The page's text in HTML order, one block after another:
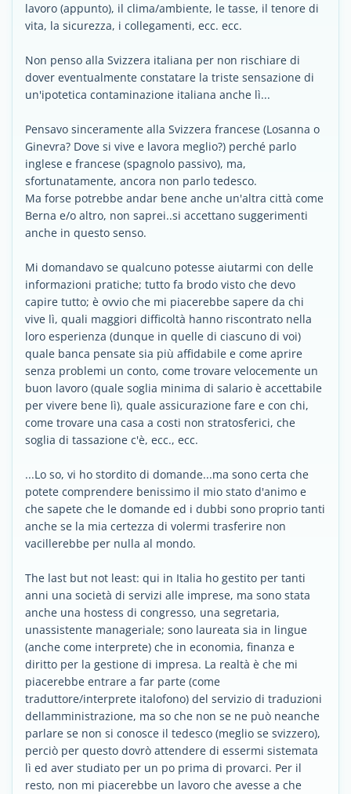
lavoro (appunto), il clima/ambiente, le tasse, il tenore di
vita, la sicurezza, i collegamenti, ecc. ecc.
Non penso alla Svizzera italiana per non rischiare di
dover eventualmente constatare la triste sensazione di
un'ipotetica contaminazione italiana anche lì...
Pensavo sinceramente alla Svizzera francese (Losanna o
Ginevra? Dove si vive e lavora meglio?) perché parlo
inglese e francese (spagnolo passivo), ma,
sfortunatamente, ancora non parlo tedesco.
Ma forse potrebbe andar bene anche un'altra città come
Berna e/o altro, non saprei..si accettano suggerimenti
anche in questo senso.
Mi domandavo se qualcuno potesse aiutarmi con delle
informazioni pratiche; tutto fa brodo visto che devo
capire tutto; è ovvio che mi piacerebbe sapere da chi
vive lì, quali maggiori difficoltà hanno riscontrato nella
loro esperienza (dunque in quelle di ciascuno di voi)
quale banca pensate sia più affidabile e come aprire
senza problemi un conto, come trovare velocemente un
buon lavoro (quale soglia minima di salario è accettabile
per vivere bene lì), quale assicurazione fare e con chi,
come trovare una casa a costi non stratosferici, che
soglia di tassazione c'è, ecc., ecc.
...Lo so, vi ho stordito di domande...ma sono certa che
potete comprendere benissimo il mio stato d'animo e
che sapete che le domande ed i dubbi sono proprio tanti
anche se la mia certezza di volermi trasferire non
vacillerebbe per nulla al mondo.
The last but not least: qui in Italia ho gestito per tanti
anni una società di servizi alle imprese, ma sono stata
anche una hostess di congresso, una segretaria,
unassistente manageriale; sono laureata sia in lingue
(anche come interprete) che in economia, finanza e
diritto per la gestione di impresa. La realtà è che mi
piacerebbe entrare a far parte (come
traduttore/interprete italofono) del servizio di traduzioni
dellamministrazione, ma so che non se ne può neanche
parlare se non si conosce il tedesco (meglio se svizzero),
perciò per questo dovrò attendere di essermi sistemata
lì ed aver studiato per un po prima di provarci. Per il
resto, non mi piacerebbe un lavoro che avesse a che